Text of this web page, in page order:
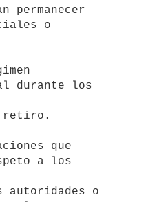
o
durante los
que
a los